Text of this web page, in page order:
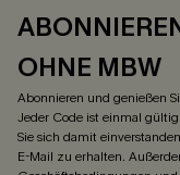
OHNE MBW
Abonnieren und genießen
Jeder Code ist einmal
Sie sich damit
E-Mail zu erhalten.